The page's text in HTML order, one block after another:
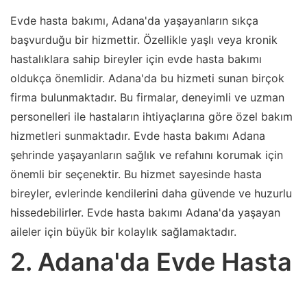
Evde hasta bakımı, Adana'da yaşayanların sıkça
başvurduğu bir hizmettir. Özellikle yaşlı veya kronik
hastalıklara sahip bireyler için evde hasta bakımı
oldukça önemlidir. Adana'da bu hizmeti sunan birçok
firma bulunmaktadır. Bu firmalar, deneyimli ve uzman
personelleri ile hastaların ihtiyaçlarına göre özel bakım
hizmetleri sunmaktadır. Evde hasta bakımı Adana
şehrinde yaşayanların sağlık ve refahını korumak için
önemli bir seçenektir. Bu hizmet sayesinde hasta
bireyler, evlerinde kendilerini daha güvende ve huzurlu
hissedebilirler. Evde hasta bakımı Adana'da yaşayan
aileler için büyük bir kolaylık sağlamaktadır.
2. Adana'da Evde Hasta